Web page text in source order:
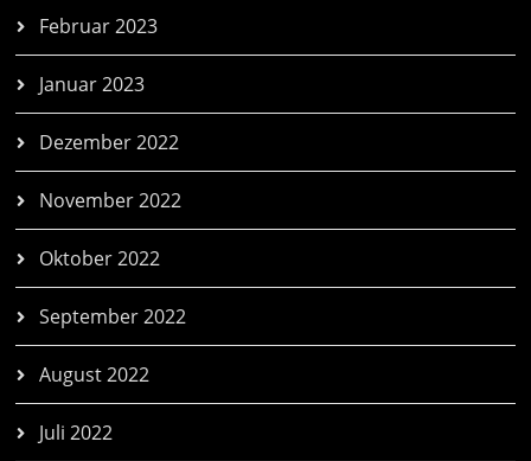
Februar 2023
Januar 2023
Dezember 2022
November 2022
Oktober 2022
September 2022
August 2022
Juli 2022